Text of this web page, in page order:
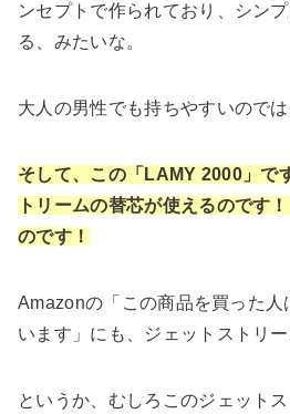
ンセプトで作られており、シン
る、みたいな。
大人の男性でも持ちやすいのでは
そして、この「LAMY 2000」で
トリームの替芯が使えるのです
のです！
Amazonの「この商品を買った人
います」にも、ジェットストリー
というか、むしろこのジェット